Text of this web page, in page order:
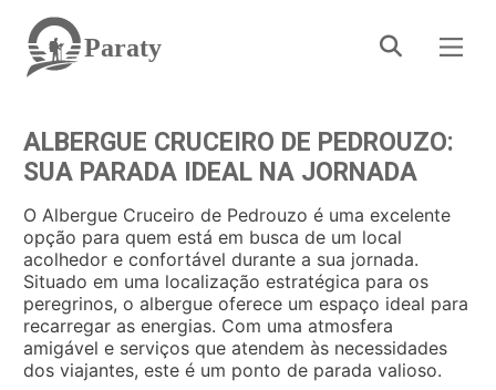
Paraty
ALBERGUE CRUCEIRO DE PEDROUZO:
SUA PARADA IDEAL NA JORNADA
O Albergue Cruceiro de Pedrouzo é uma excelente
opção para quem está em busca de um local
acolhedor e confortável durante a sua jornada.
Situado em uma localização estratégica para os
peregrinos, o albergue oferece um espaço ideal para
recarregar as energias. Com uma atmosfera
amigável e serviços que atendem às necessidades
dos viajantes, este é um ponto de parada valioso.